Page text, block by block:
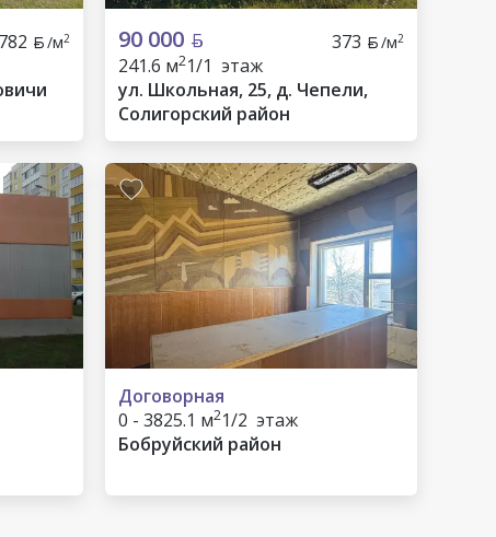
782 /м2 90 000 373 /м2
241.6 м21/1 этаж
ул. Школьная, 25, д. Чепели,
Солигорский район
Договорная
0 - 3825.1 м21/2 этаж
Бобруйский район